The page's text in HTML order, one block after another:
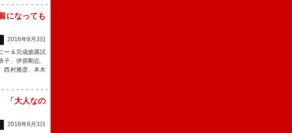
になっても
2016年8月3日
ー＆完成披露試
、伊原剛志、
西村雅彦、本木
「大人なの
2016年8月3日